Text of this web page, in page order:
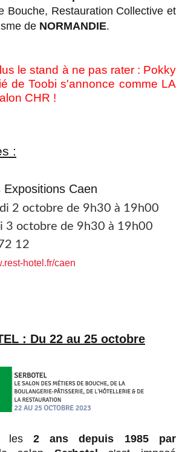
Bouche, Restauration Collective et
de NORMANDIE.
le stand à ne pas rater : Pokky
de Toobi s'annonce comme LA
CHR !
:
Expositions Caen
2 octobre de 9h30 à 19h00
de 9h30 à 19h00
12
hotel.fr/caen
: Du 22 au 25 octobre
les 2 ans depuis 1985 par